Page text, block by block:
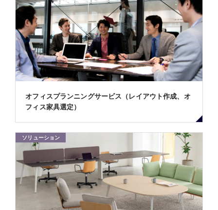
オフィスプランニングサービス（レイアウト作成、オ
フィス家具選定）
ソリューション